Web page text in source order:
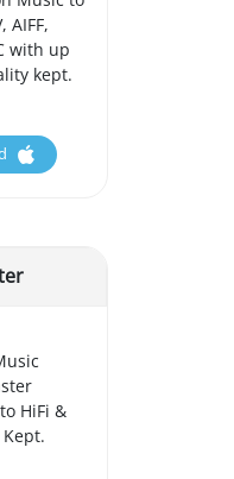
AIFF,
with up
kept.
HiFi &